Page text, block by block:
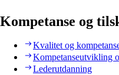
Kompetanse og
Kvalitet og
Kompetanseutvikling
Lederutdanning